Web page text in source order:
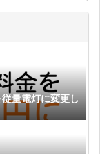
量電灯に変更し